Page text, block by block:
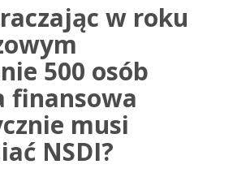
w roku
500 osób
finansowa
musi
NSDI?